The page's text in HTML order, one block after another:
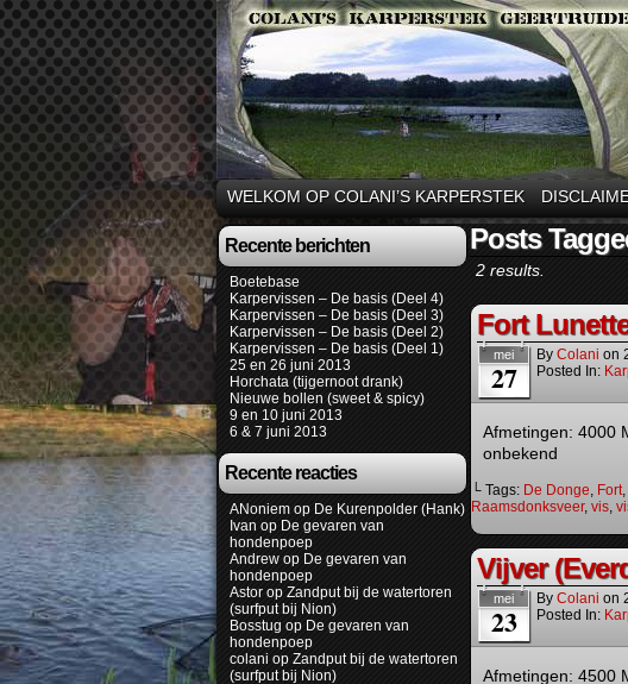
WELKOM OP COLANI’S KARPERSTEK
Recente berichten
Boetebase
Karpervissen – De basis (Deel 4)
Karpervissen – De basis (Deel 3)
Karpervissen – De basis (Deel 2)
Karpervissen – De basis (Deel 1)
25 en 26 juni 2013
Horchata (tijgernoot drank)
Nieuwe bollen (sweet & spicy)
9 en 10 juni 2013
6 & 7 juni 2013
Recente reacties
ANoniem op De Kurenpolder (Hank)
Ivan op De gevaren van
hondenpoep
Andrew op De gevaren van
hondenpoep
Astor op Zandput bij de watertoren
(surfput bij Nion)
Bosstug op De gevaren van
hondenpoep
colani op Zandput bij de watertoren
(surfput bij Nion)
Posts
2 results.
Fort
mei
27
By Colani on
Posted In:
Afmetingen: 4000
onbekend
└ Tags: De Donge, Fort,
Raamsdonksveer, vis,
Vijver
mei
23
By Colani on
Posted In:
Afmetingen: 4500